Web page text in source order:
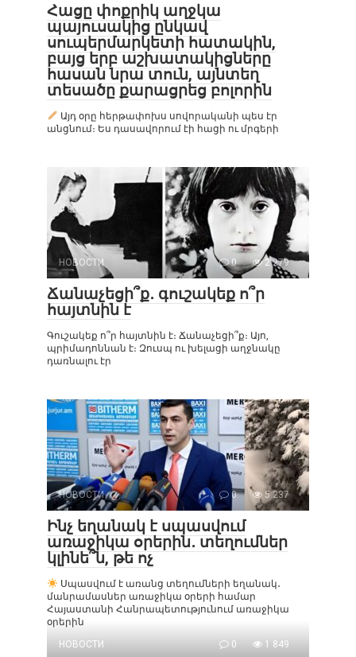
Հացը փոքրիկ աղջկա
պայուսակից ընկավ
սուպերմարկետի հատակին,
բայց երբ աշխատակիցները
հասան նրա տուն, այնտեղ
տեսածը քարացրեց բոլորին
Այդ օրը հերթափոխս սովորականի պես էր
անցնում։ Ես դասավորում էի հացի ու մրգերի
НОВОСТИ 0 2 279
Ճանաչեցի՞ք․ գուշակեք ո՞ր
հայտնին է
Գուշակեք ո՞ր հայտնին է։ Ճանաչեցի՞ք։ Այո,
պրիմադոննան է։ Զուսպ ու խելացի աղջնակը
դառնալու էր
НОВОСТИ 0 5 237
Ինչ եղանակ է սպասվում
առաջիկա օրերին․ տեղումներ
կլինե՞ն, թե ոչ
Սպասվում է առանց տեղումների եղանակ․
մանրամասներ առաջիկա օրերի համար
Հայաստանի Հանրապետությունում առաջիկա
օրերին
НОВОСТИ
0 1 849